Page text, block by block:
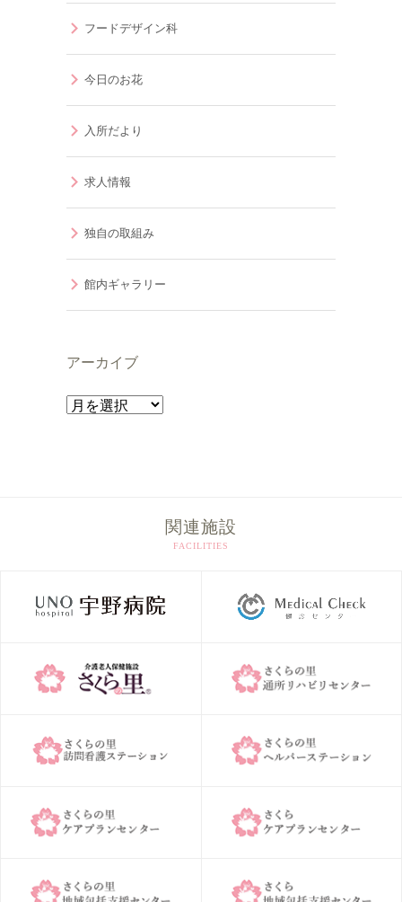
フードデザイン科
今日のお花
入所だより
求人情報
独自の取組み
館内ギャラリー
アーカイブ
ア
関連施設
FACILITIES